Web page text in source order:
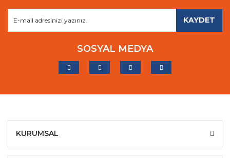
KAYDET
SOSYAL MEDYA
KURUMSAL